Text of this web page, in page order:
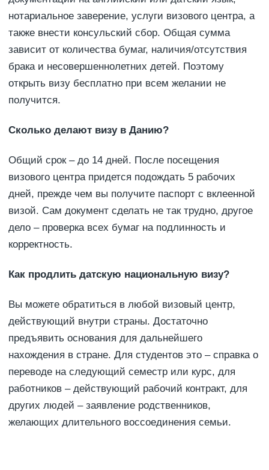
нотариальное заверение, услуги визового центра, а
также внести консульский сбор. Общая сумма
зависит от количества бумаг, наличия/отсутствия
брака и несовершеннолетних детей. Поэтому
открыть визу бесплатно при всем желании не
получится.
Сколько делают визу в Данию?
Общий срок – до 14 дней. После посещения
визового центра придется подождать 5 рабочих
дней, прежде чем вы получите паспорт с вклеенной
визой. Сам документ сделать не так трудно, другое
дело – проверка всех бумаг на подлинность и
корректность.
Как продлить датскую национальную визу?
Вы можете обратиться в любой визовый центр,
действующий внутри страны. Достаточно
предъявить основания для дальнейшего
нахождения в стране. Для студентов это – справка о
переводе на следующий семестр или курс, для
работников – действующий рабочий контракт, для
других людей – заявление родственников,
желающих длительного воссоединения семьи.